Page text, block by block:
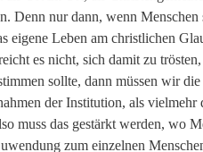
Denn nur dann, wenn
eigene Leben am christlichen
es nicht, sich damit zu
sollte, dann müssen wir
der Institution, als
muss das gestärkt werden, wo
zum einzelnen